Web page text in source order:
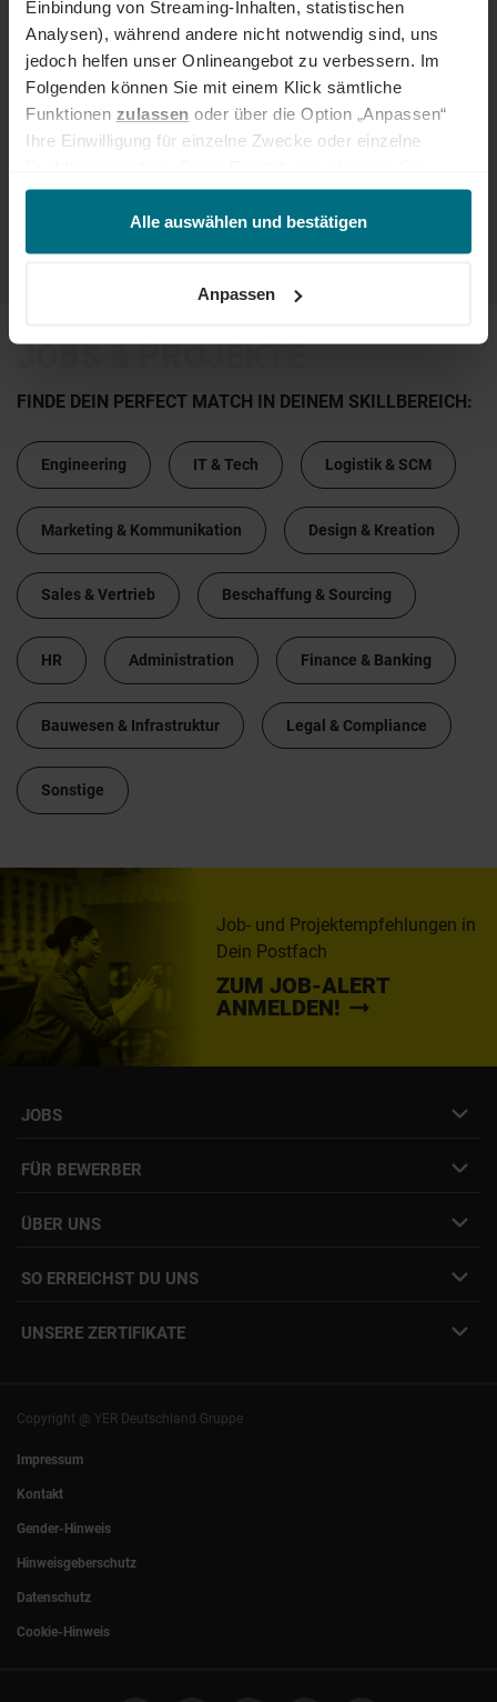
Einbindung von Streaming-Inhalten, statistischen
Analysen), während andere nicht notwendig sind, uns
jedoch helfen unser Onlineangebot zu verbessern. Im
Folgenden können Sie mit einem Klick sämtliche
Funktionen zulassen oder über die Option „Anpassen“
Ihre Einwilligung für einzelne Zwecke oder einzelne
jederzeit über unserenCookie-Hinweisaufrufen
und/oder nachträglich jederzeit anpassen. Weitere
Informationen erhalten Sie über unseren
Alle auswählen und bestätigen
Anpassen
Online seit 1 Monat
Fertigungsingenieur (m/w/d) Schiffbau
Arbeitnehmerüberlassung Professional
Wolgast
... 56 57 58 59 60 ...
JOBS & PROJEKTE
FINDE DEIN PERFECT MATCH IN DEINEM SKILLBEREICH:
Engineering IT & Tech Logistik & SCM
Marketing & Kommunikation Design & Kreation
Sales & Vertrieb Beschaffung & Sourcing
HR Administration Finance & Banking
Bauwesen & Infrastruktur Legal & Compliance
Sonstige
Job- und Projektempfehlungen in
Dein Postfach
ZUM JOB-ALERT
ANMELDEN!
JOBS
Initiativbewerbung
Interne Jobs
FÜR BEWERBER
Freelance Vermittlung
ÜBER UNS
Unsere Standorte
Presse
SO ERREICHST DU UNS
+49 (0)89 540210-0
Rostock| Berlin
UNSERE ZERTIFIKATE
Copyright @ YER Deutschland Gruppe
Impressum
Kontakt
Gender-Hinweis
Hinweisgeberschutz
Datenschutz
Cookie-Hinweis